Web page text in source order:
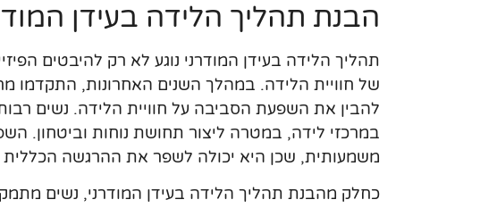
הבנת תהליך הלידה בעידן
תהליך הלידה בעידן המודרני נוגע לא רק להיבטים
של חוויית הלידה. במהלך השנים האחרונות, התקדמו
להבין את השפעת הסביבה על חוויית הלידה. נשים
במרכזי לידה, במטרה ליצור תחושת נוחות וביטחון.
משמעותית, שכן היא יכולה לשפר את ההרגשה
כחלק מהבנת תהליך הלידה בעידן המודרני, נשים